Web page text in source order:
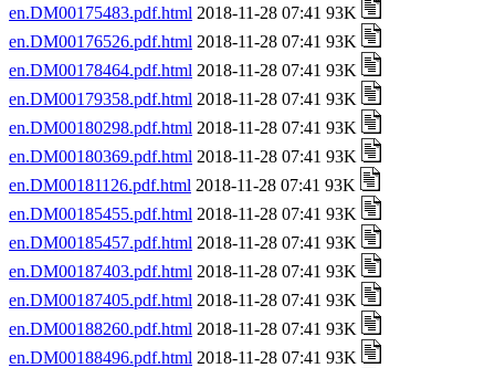
en.DM00175483.pdf.html 2018-11-28 07:41 93K
en.DM00176526.pdf.html 2018-11-28 07:41 93K
en.DM00178464.pdf.html 2018-11-28 07:41 93K
en.DM00179358.pdf.html 2018-11-28 07:41 93K
en.DM00180298.pdf.html 2018-11-28 07:41 93K
en.DM00180369.pdf.html 2018-11-28 07:41 93K
en.DM00181126.pdf.html 2018-11-28 07:41 93K
en.DM00185455.pdf.html 2018-11-28 07:41 93K
en.DM00185457.pdf.html 2018-11-28 07:41 93K
en.DM00187403.pdf.html 2018-11-28 07:41 93K
en.DM00187405.pdf.html 2018-11-28 07:41 93K
en.DM00188260.pdf.html 2018-11-28 07:41 93K
en.DM00188496.pdf.html 2018-11-28 07:41 93K